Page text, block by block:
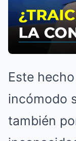
Este
incómodo
también